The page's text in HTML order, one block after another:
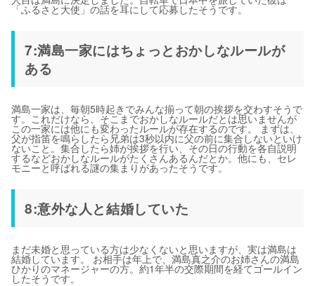
「ふるさと大使」の話を耳にして応募したそうです。
7:満島一家にはちょっとおかしなルールが
ある
満島一家は、毎朝5時起きでみんな揃って朝の挨拶を交わすそうで
す。これだけなら、そこまでおかしなルールだとは思いませんが
この一家には他にも変わったルールが存在するのです。 まずは、
父が指笛を鳴らしたら兄弟は3秒以内に父の前に集合しないといけ
ないこと。集合したら姉が挨拶を行い、その日の行動を各自説明
するなどおかしなルールがたくさんあるんだとか。他にも、セレ
モニーと呼ばれる謎の集まりがあったそうです。
8:意外な人と結婚していた
まだ未婚と思っている方は少なくないと思いますが、実は満島は
結婚しています。 お相手は年上で、満島真之介のお姉さんの満島
ひかりのマネージャーの方。約1年半の交際期間を経てゴールイン
したそうです。